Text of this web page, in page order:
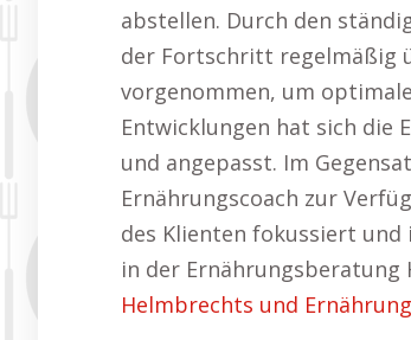
abstellen. Durch den
der Fortschritt regelmäßig
vorgenommen, um
Entwicklungen hat sich die
und angepasst. Im
Ernährungscoach zur
des Klienten fokussiert
in der Ernährungsberatung
Helmbrechts und